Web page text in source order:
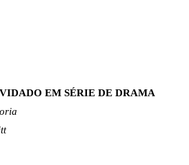
EM SÉRIE DE DRAMA